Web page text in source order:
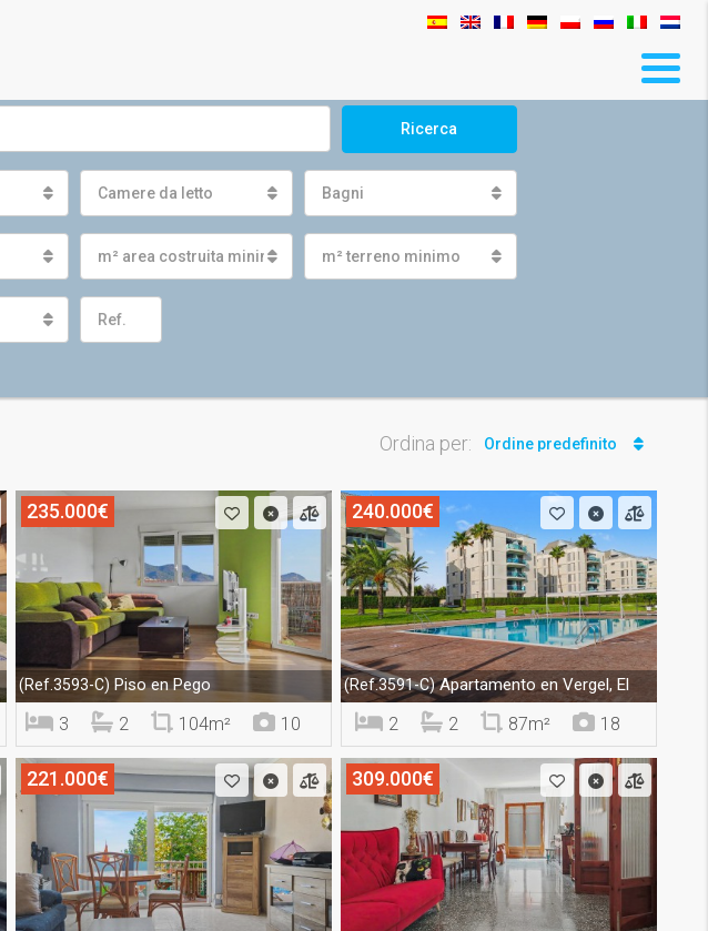
Ricerca
Camere da letto Bagni
m² area costruita minima m² terreno minimo
Ordina per: Ordine predefinito
235.000€
(Ref.3593-C) Piso en Pego
3 2 104m² 10
240.000€
(Ref.3591-C)Apartamento en Vergel, El
2 2 87m² 18
221.000€ 309.000€